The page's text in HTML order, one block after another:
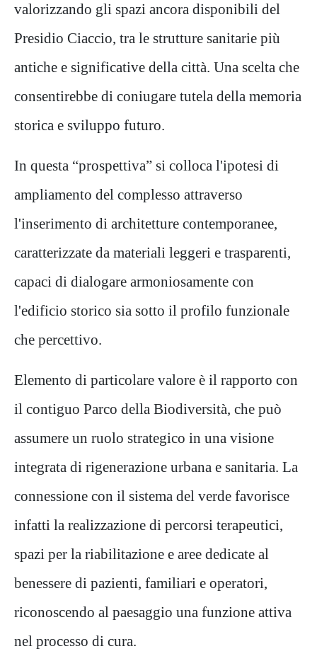
valorizzando gli spazi ancora disponibili del
Presidio Ciaccio, tra le strutture sanitarie più
antiche e significative della città. Una scelta che
consentirebbe di coniugare tutela della memoria
storica e sviluppo futuro.
In questa “prospettiva” si colloca l'ipotesi di
ampliamento del complesso attraverso
l'inserimento di architetture contemporanee,
caratterizzate da materiali leggeri e trasparenti,
capaci di dialogare armoniosamente con
l'edificio storico sia sotto il profilo funzionale
che percettivo.
Elemento di particolare valore è il rapporto con
il contiguo Parco della Biodiversità, che può
assumere un ruolo strategico in una visione
integrata di rigenerazione urbana e sanitaria. La
connessione con il sistema del verde favorisce
infatti la realizzazione di percorsi terapeutici,
spazi per la riabilitazione e aree dedicate al
benessere di pazienti, familiari e operatori,
riconoscendo al paesaggio una funzione attiva
nel processo di cura.